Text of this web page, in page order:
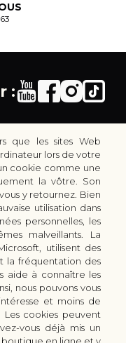
:
connaitre
que les sites Web
lors de votre
cookie comme une
la vôtre. Son
y retournez. Bien
utilisation dans
personnelles, les
malveillants. La
utilisent des
la fréquentation des
aide à connaître les
nous pouvons vous
et moins de
Les cookies peuvent
vous déjà mis un
boutique en ligne et y